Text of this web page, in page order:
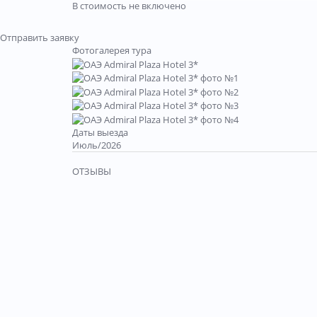
В стоимость не включено
Отправить заявку
Фотогалерея тура
Даты выезда
Июль/2026
ОТЗЫВЫ